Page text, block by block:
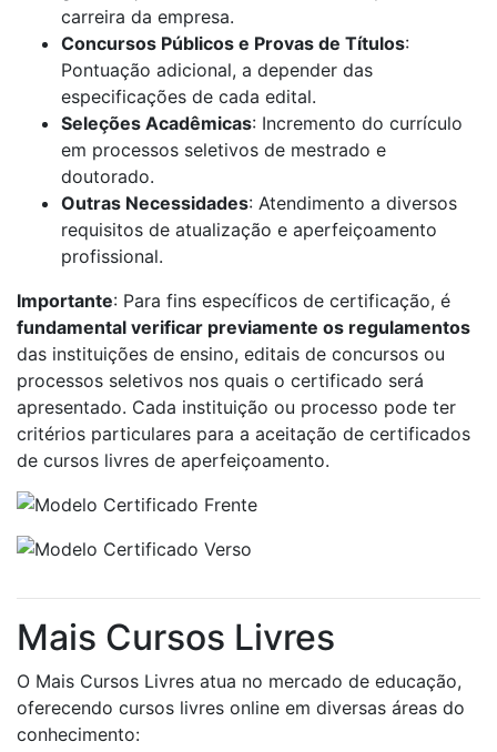
carreira da empresa.
Concursos Públicos e Provas de Títulos:
Pontuação adicional, a depender das
especificações de cada edital.
Seleções Acadêmicas: Incremento do currículo
em processos seletivos de mestrado e
doutorado.
Outras Necessidades: Atendimento a diversos
requisitos de atualização e aperfeiçoamento
profissional.
Importante: Para fins específicos de certificação, é
fundamental verificar previamente os regulamentos
das instituições de ensino, editais de concursos ou
processos seletivos nos quais o certificado será
apresentado. Cada instituição ou processo pode ter
critérios particulares para a aceitação de certificados
de cursos livres de aperfeiçoamento.
Mais Cursos Livres
O Mais Cursos Livres atua no mercado de educação,
oferecendo cursos livres online em diversas áreas do
conhecimento: